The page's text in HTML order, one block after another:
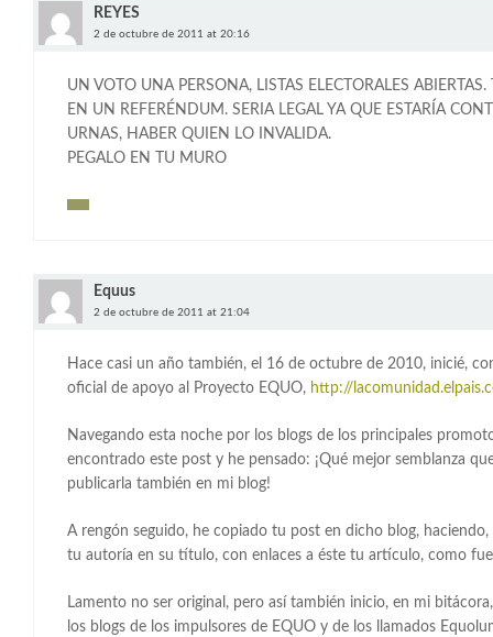
REYES
2 de octubre de 2011 at 20:16
UN VOTO UNA PERSONA, LISTAS ELECTORALES
EN UN REFERÉNDUM. SERIA LEGAL YA QUE ESTARÍA
URNAS, HABER QUIEN LO INVALIDA.
PEGALO EN TU MURO
Equus
2 de octubre de 2011 at 21:04
Hace casi un año también, el 16 de octubre de 2010, inicié,
oficial de apoyo al Proyecto EQUO, http://
Navegando esta noche por los blogs de los principales
encontrado este post y he pensado: ¡Qué mejor semblanza
publicarla también en mi blog!
A rengón seguido, he copiado tu post en dicho blog,
tu autoría en su título, con enlaces a éste tu artículo, como
Lamento no ser original, pero así también inicio, en mi
los blogs de los impulsores de EQUO y de los llamados